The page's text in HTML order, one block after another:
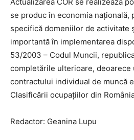
se produc în economia națională,
specifică domeniilor de activitate
importantă în implementarea
53/2003 – Codul Muncii,
completările ulterioare, deoarece
contractului individual de muncă
Clasificării ocupațiilor din
Redactor: Geanina Lupu